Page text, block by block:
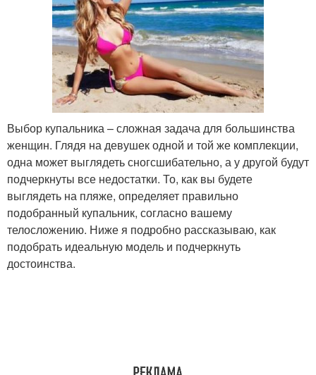
Выбор купальника – сложная задача для большинства
женщин. Глядя на девушек одной и той же комплекции,
одна может выглядеть сногсшибательно, а у другой будут
подчеркнуты все недостатки. То, как вы будете
выглядеть на пляже, определяет правильно
подобранный купальник, согласно вашему
телосложению. Ниже я подробно рассказываю, как
подобрать идеальную модель и подчеркнуть
достоинства.